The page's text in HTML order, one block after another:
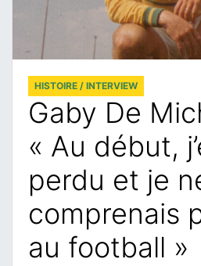
HISTOIRE / INTERVIEW
Gaby De
« Au début,
perdu et je
comprenais
au football »